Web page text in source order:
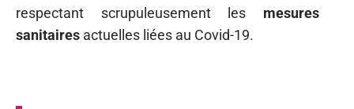
respectant scrupuleusement les mesures
sanitaires actuelles liées au Covid-19.